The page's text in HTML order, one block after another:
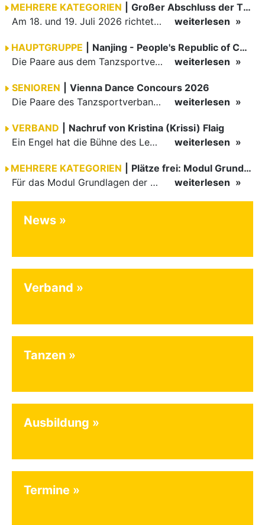
MEHRERE KATEGORIEN
Großer Abschluss der TBW-Trophy in Weinheim
Am 18. und 19. Juli 2026 richtete die Tanzsportabteilung (TSA) der TSG 1862 Weinheim das Abschlussturnier der diesjährigen TBW-Trophy-Serie aus. Zum traditionellen Saisonfinale kamen rund 400 Starts über…
weiterlesen
HAUPTGRUPPE
Nanjing - People's Republic of China
Die Paare aus dem Tanzsportverband Baden-Württemberg (TBW) haben beim hochklassig besetzten WDSF GrandSlam im chinesischen Nanjing wieder einmal auf internationalem Top-Niveau geglänzt. Das…
weiterlesen
SENIOREN
Vienna Dance Concours 2026
Die Paare des Tanzsportverbandes Baden-Württemberg (TBW) glänzten auf dem internationalen Parkett des Vienna Dance Concourse 2026 im Wiener Rathaus mit hervorragenden Platzierungen Ergebnisse unter: …
weiterlesen
VERBAND
Nachruf von Kristina (Krissi) Flaig
Ein Engel hat die Bühne des Lebens verlassen. Viel zu früh, plötzlich und für uns alle unfassbar, wurde unsere geliebte Kristina (Krissi) Flaig im Alter von 36 Jahren aus dem Leben gerissen. Das Tanzen…
weiterlesen
MEHRERE KATEGORIEN
Plätze frei: Modul Grundlagen
Für das Modul Grundlagen der Breitensportausbildung vom 10. bis 13. September an der Landessportschule Albstadt sind noch Plätze frei. Das Modul kann auch für den Lizenzerhalt (30 LE fachlich) genutzt…
weiterlesen
News
Verband
Tanzen
Ausbildung
Termine